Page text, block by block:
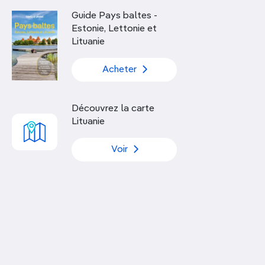
Découvrir nos articles
Guide Pays baltes -
Estonie, Lettonie et
Lituanie
Acheter
Découvrez la carte
Lituanie
Voir